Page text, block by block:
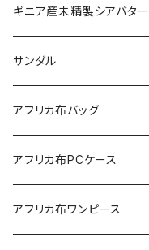
ギニア産未精製シアバター
サンダル
アフリカ布バッグ
Sac shopping rond
Sac shopping carré
アフリカ布PCケース
アフリカ布iPadケース
アフリカ布ワンピース